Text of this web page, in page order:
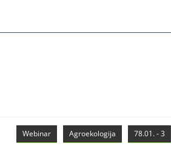
78.01. - 3
Agroekologija
Webinar